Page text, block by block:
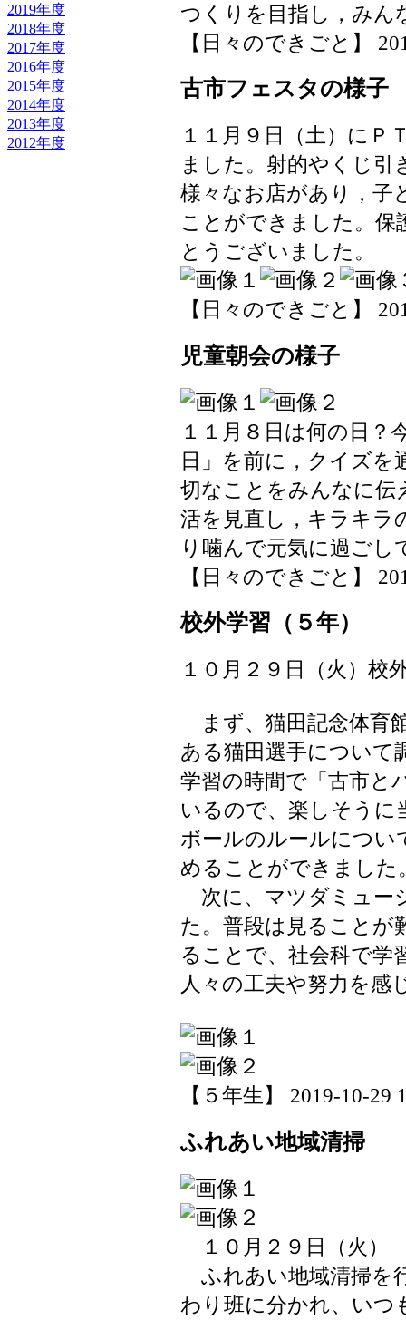
2019年度
2018年度
2017年度
2016年度
2015年度
2014年度
2013年度
2012年度
つくりを目指し，みん
【日々のできごと】
古市フェスタの様子
１１月９日（土）にＰ
ました。射的やくじ
様々なお店があり，子
ことができました。保
とうございました。
【日々のできごと】
児童朝会の様子
１１月８日は何の日？
日」を前に，クイズを
切なことをみんなに伝
活を見直し，キラキラ
り噛んで元気に過ご
【日々のできごと】
校外学習（５年）
１０月２９日（火）校
まず、猫田記念体育
ある猫田選手について
学習の時間で「古市と
いるので、楽しそうに
ボールのルールについ
めることができました
次に、マツダミュー
た。普段は見ることが
ることで、社会科で学
人々の工夫や努力を感
【５年生】 2019-10-29
ふれあい地域清掃
１０月２９日（火）
ふれあい地域清掃を
わり班に分かれ、いつ